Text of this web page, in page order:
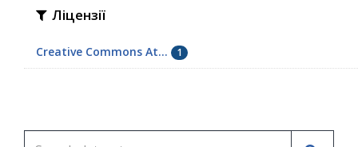
Ліцензії
Creative Commons At... 1